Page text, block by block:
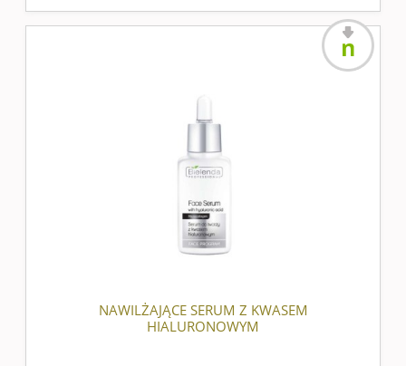
NAWILŻAJĄCE SERUM Z KWASEM
HIALURONOWYM